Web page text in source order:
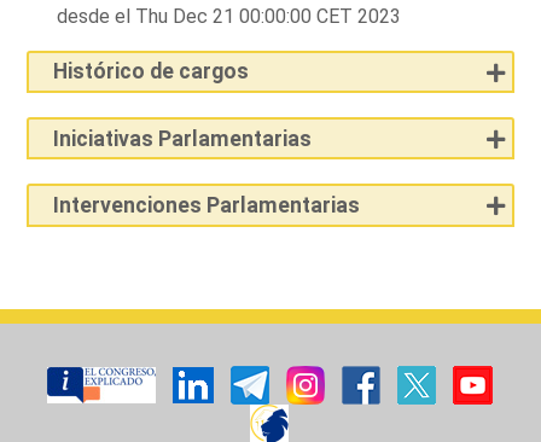
desde el Thu Dec 21 00:00:00 CET 2023
Histórico de cargos
Iniciativas Parlamentarias
Intervenciones Parlamentarias